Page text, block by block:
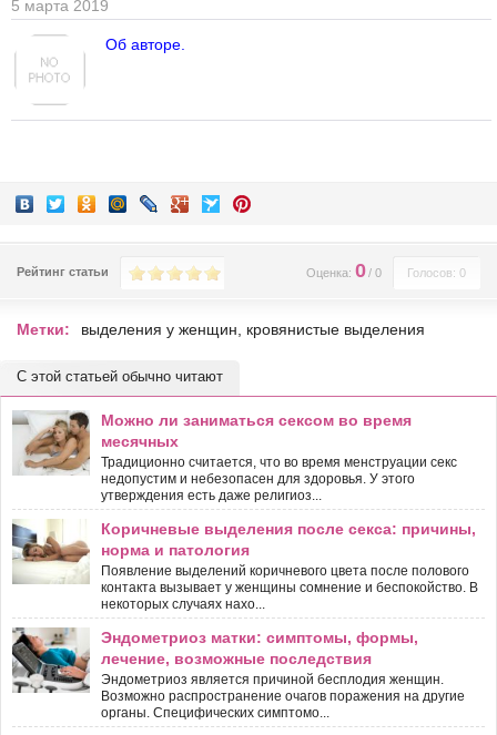
5 марта 2019
Об авторе.
Рейтинг статьи Голосов: 0
Оценка: 0/ 0
Метки: выделения у женщин кровянистые выделения
С этой статьей обычно читают
Можно ли заниматься сексом во время
месячных
Традиционно считается, что во время менструации секс
недопустим и небезопасен для здоровья. У этого
утверждения есть даже религиоз...
Коричневые выделения после секса: причины,
норма и патология
Появление выделений коричневого цвета после полового
контакта вызывает у женщины сомнение и беспокойство. В
некоторых случаях нахо...
Эндометриоз матки: симптомы, формы,
лечение, возможные последствия
Эндометриоз является причиной бесплодия женщин.
Возможно распространение очагов поражения на другие
органы. Специфических симптомо...